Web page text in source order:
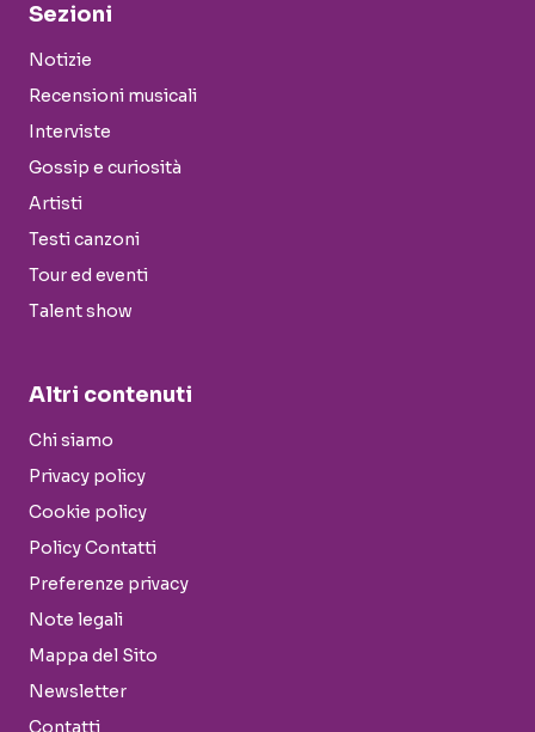
Sezioni
Notizie
Recensioni musicali
Interviste
Gossip e curiosità
Artisti
Testi canzoni
Tour ed eventi
Talent show
Altri contenuti
Chi siamo
Privacy policy
Cookie policy
Policy Contatti
Preferenze privacy
Note legali
Mappa del Sito
Newsletter
Contatti